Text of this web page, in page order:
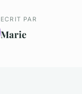
ECRIT PAR
Marie